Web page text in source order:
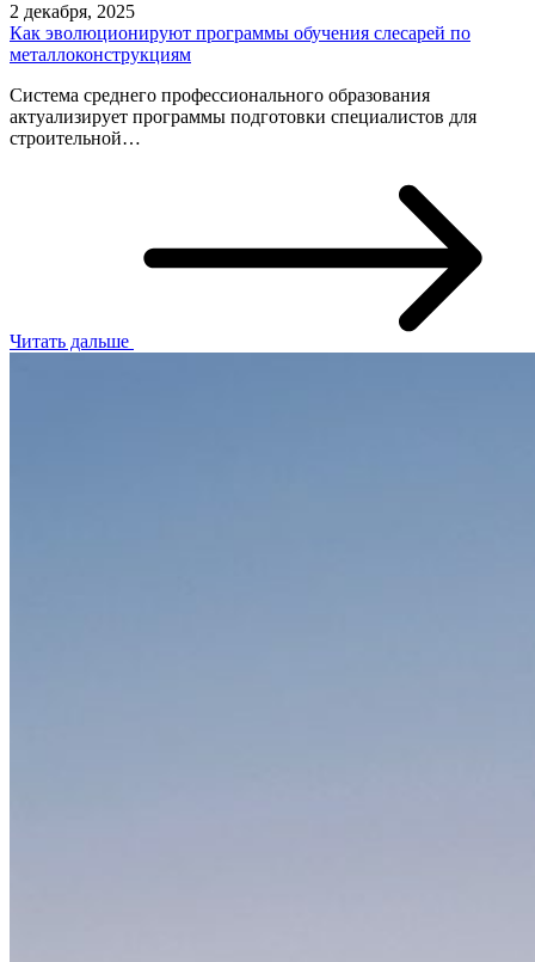
2 декабря, 2025
Как эволюционируют программы обучения слесарей по
металлоконструкциям
Система среднего профессионального образования
актуализирует программы подготовки специалистов для
строительной…
Читать дальше